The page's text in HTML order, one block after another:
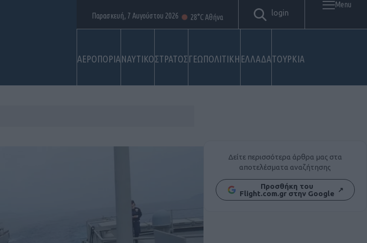
ΑΕΡΟΠΟΡΙΑΝΑΥΤΙΚΟΣΤΡΑΤΟΣΓΕΩΠΟΛΙΤΙΚΗ ΕΛΛΑΔΑΤΟΥΡΚΙΑ
Παρασκευή, 7 Αυγούστου 2026 28°C Αθήνα login
Menu
Δείτε περισσότερα άρθρα μας στα
αποτελέσματα αναζήτησης
Προσθήκη του
Flight.com.gr στην Google ↗